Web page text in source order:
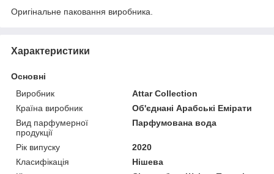
Оригінальне паковання виробника.
Характеристики
Основні
Виробник
Attar Collection
Країна виробник
Об'єднані Арабські Емірати
Вид парфумерної
продукції
Парфумована вода
Рік випуску
2020
Класифікація
Нішева